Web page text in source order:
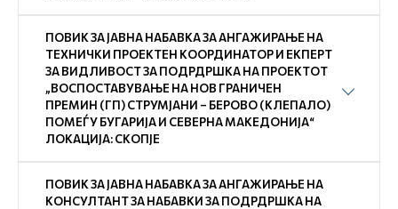
ПОВИК ЗА ЈАВНА НАБАВКА ЗА АНГАЖИРАЊЕ НА
ТЕХНИЧКИ ПРОЕКТЕН КООРДИНАТОР И ЕКПЕРТ
ЗА ВИДЛИВОСТ ЗА ПОДРДРШКА НА ПРОЕКТОТ
„ВОСПОСТАВУВАЊЕ НА НОВ ГРАНИЧЕН
ПРЕМИН (ГП) СТРУМЈАНИ – БЕРОВО (КЛЕПАЛО)
ПОМЕЃУ БУГАРИЈА И СЕВЕРНА МАКЕДОНИЈА“
ЛОКАЦИЈА: СКОПЈЕ
ПОВИК ЗА ЈАВНА НАБАВКА ЗА АНГАЖИРАЊЕ НА
КОНСУЛТАНТ ЗА НАБАВКИ ЗА ПОДРДРШКА НА